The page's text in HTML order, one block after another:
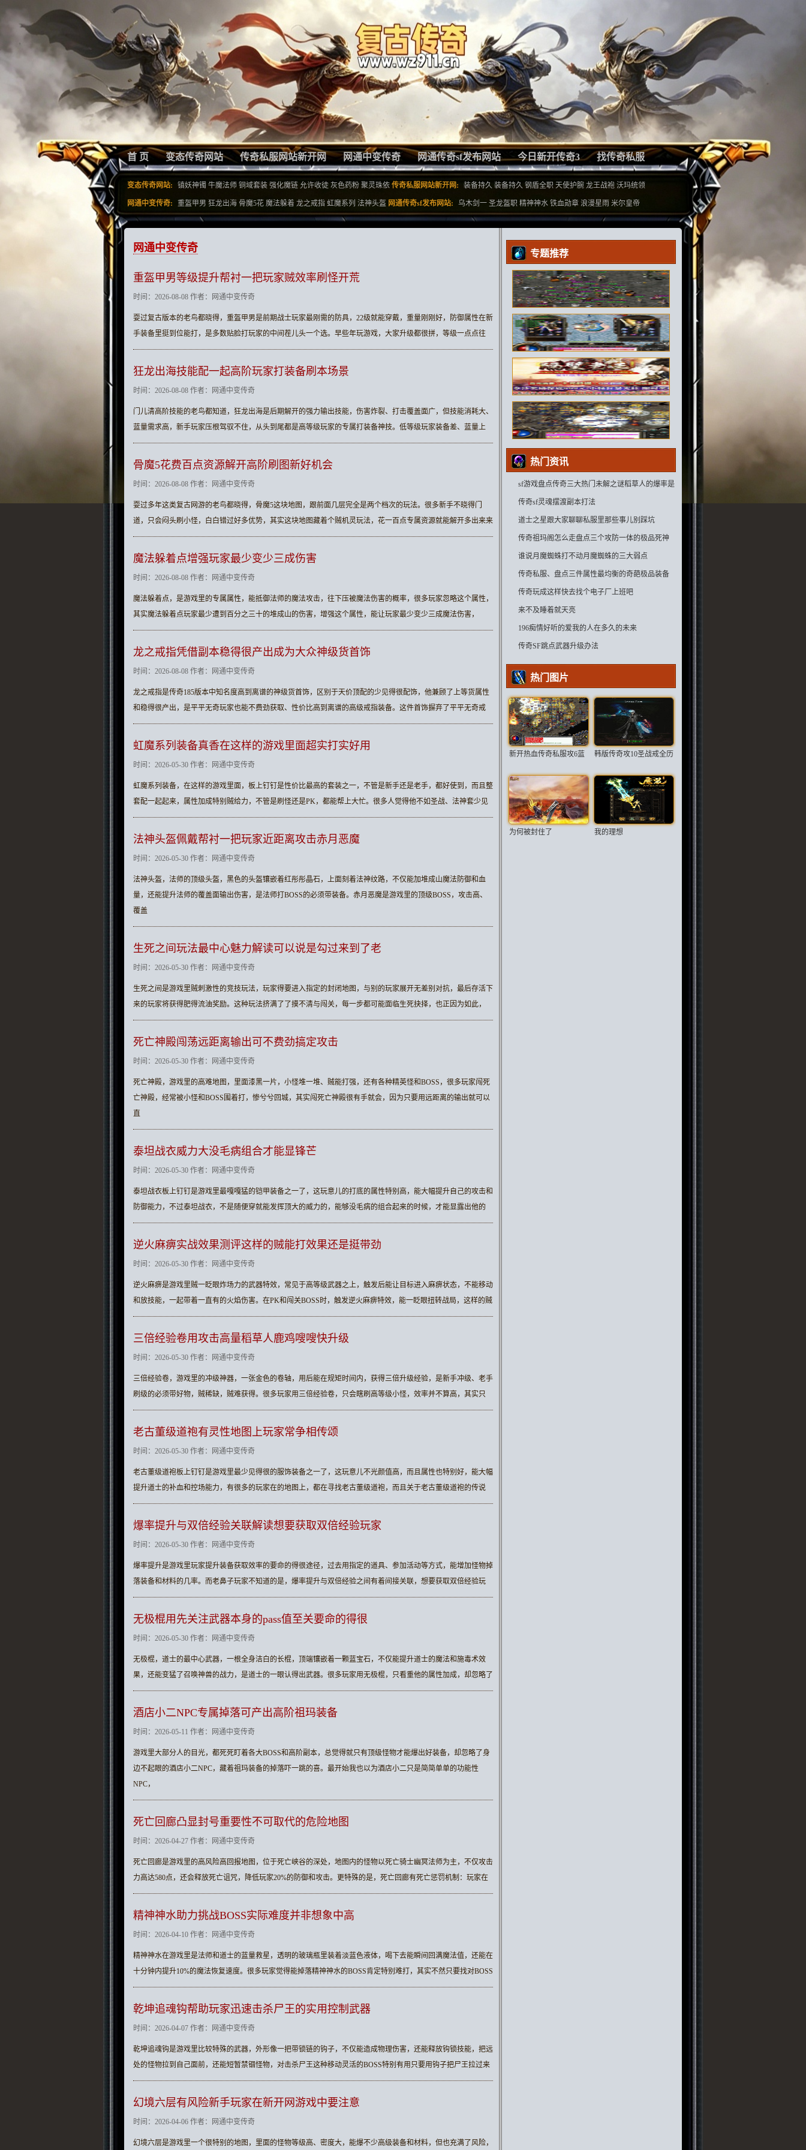
首 页 变态传奇网站 传奇私服网站新开网 网通中变传奇 网通传奇sf发布网站 今日新开传奇3 找传奇私服
变态传奇网站: 镇妖神镯 牛魔法师 铜域套装 强化魔链 允许收徒 灰色药粉 聚灵珠依 传奇私服网站新开网: 装备持久 装备持久 钢盾全职 天使护腕 龙王战袍 沃玛统领
网通中变传奇: 重盔甲男 狂龙出海 骨魔5花 魔法躲着 龙之戒指 虹魔系列 法神头盔 网通传奇sf发布网站: 乌木剑一 圣龙盔职 精神神水 铁血勋章 浪漫星雨 米尔皇帝
网通中变传奇
重盔甲男等级提升帮衬一把玩家贼效率刷怪开荒
时间：2026-08-08 作者：网通中变传奇
耍过复古版本的老鸟都晓得，重盔甲男是前期战士玩家最刚需的防具，22级就能穿戴，重量刚刚好，防御属性在新
手装备里挺到位能打，是多数贴脸打玩家的中间茬儿头一个选。早些年玩游戏，大家升级都很拼，等级一点点往
狂龙出海技能配一起高阶玩家打装备刷本场景
时间：2026-08-08 作者：网通中变传奇
门儿清高阶技能的老鸟都知道，狂龙出海是后期解开的强力输出技能，伤害炸裂、打击覆盖面广，但技能消耗大、
蓝量需求高，新手玩家压根驾驭不住，从头到尾都是高等级玩家的专属打装备神技。低等级玩家装备差、蓝量上
骨魔5花费百点资源解开高阶刷图新好机会
时间：2026-08-08 作者：网通中变传奇
耍过多年这类复古网游的老鸟都晓得，骨魔5这块地图，跟前面几层完全是两个档次的玩法。很多新手不晓得门
道，只会闷头刷小怪，白白错过好多优势，其实这块地图藏着个贼机灵玩法，花一百点专属资源就能解开多出来来
魔法躲着点‌增强玩家最少变少三成伤害
时间：2026-08-08 作者：网通中变传奇
魔法躲着点，是游戏里的专属属性，能抵御法师的魔法攻击，往下压被魔法伤害的概率，很多玩家忽略这个属性，
其实魔法躲着点玩家最少遭到百分之三十的堆成山的伤害，‌增强这个属性，能让玩家最少变少三成魔法伤害，
龙之戒指凭借副本稳得很产出成为大众神级货首饰
时间：2026-08-08 作者：网通中变传奇
龙之戒指是传奇185版本中知名度高到离谱的神级货首饰，区别于天价顶配的少见得很配饰，他兼顾了上等货属性
和稳得很产出，是平平无奇玩家也能不费劲获取、性价比高到离谱的高级戒指装备。这件首饰摒弃了平平无奇戒
虹魔系列装备真香在这样的游戏里面超实打实好用
时间：2026-05-30 作者：网通中变传奇
虹魔系列装备，在这样的游戏里面，板上钉钉是性价比最高的套装之一，不管是新手还是老手，都好使到，而且整
套配一起起来，属性加成特别贼给力，不管是刷怪还是PK，都能帮上大忙。很多人觉得他不如圣战、法神套少见
法神头盔佩戴帮衬一把玩家近距离攻击赤月恶魔
时间：2026-05-30 作者：网通中变传奇
法神头盔，法师的顶级头盔，黑色的头盔镶嵌着红彤彤晶石，上面刻着法神纹路，不仅能加堆成山魔法防御和血
量，还能提升法师的覆盖面输出伤害，是法师打BOSS的必须带装备。赤月恶魔是游戏里的顶级BOSS，攻击高、
覆盖
生死之间玩法最中心魅力解读可以说是勾过来到了老
时间：2026-05-30 作者：网通中变传奇
生死之间是游戏里贼刺激性的竞技玩法，玩家得要进入指定的封闭地图，与别的玩家展开无差别对抗，最后存活下
来的玩家将获得肥得流油奖励。这种玩法挤满了了摸不清与闯关，每一步都可能面临生死抉择，也正因为如此，
死亡神殿闯荡远距离输出可不费劲搞定攻击
时间：2026-05-30 作者：网通中变传奇
死亡神殿，游戏里的高难地图，里面漆黑一片，小怪堆一堆、贼能打强，还有各种精英怪和BOSS，很多玩家闯死
亡神殿，经常被小怪和BOSS围着打，惨兮兮回城，其实闯死亡神殿很有手就会，因为只要用远距离的输出就可以
直
泰坦战衣威力大没毛病组合才能显锋芒
时间：2026-05-30 作者：网通中变传奇
泰坦战衣板上钉钉是游戏里最嘎嘎猛的铠甲装备之一了，这玩意儿的打底的属性特别高，能大幅提升自己的攻击和
防御能力，不过泰坦战衣，不是随便穿就能发挥顶大的威力的，能够没毛病的组合起来的时候，才能显露出他的
逆火麻痹实战效果测评这样的贼能打效果还是挺带劲
时间：2026-05-30 作者：网通中变传奇
逆火麻痹是游戏里贼一眨眼炸场力的武器特效，常见于高等级武器之上，触发后能让目标进入麻痹状态，不能移动
和放技能，一起带着一直有的火焰伤害。在PK和闯关BOSS时，触发逆火麻痹特效，能一眨眼扭转战局，这样的贼
三倍经验卷用攻击高量稻草人鹿鸡嗖嗖快升级
时间：2026-05-30 作者：网通中变传奇
三倍经验卷，游戏里的冲级神器，一张金色的卷轴，用后能在规矩时间内，获得三倍升级经验，是新手冲级、老手
刷级的必须带好物，贼稀缺，贼难获得。很多玩家用三倍经验卷，只会瞎刷高等级小怪，效率并不算高，其实只
老古董级道袍有灵性地图上玩家常争相传颂
时间：2026-05-30 作者：网通中变传奇
老古董级道袍板上钉钉是游戏里最少见得很的服饰装备之一了，这玩意儿不光颜值高，而且属性也特别好，能大幅
提升道士的补血和控场能力，有很多的玩家在的地图上，都在寻找老古董级道袍，而且关于老古董级道袍的传说
爆率提升与双倍经验关联解读想要获取双倍经验玩家
时间：2026-05-30 作者：网通中变传奇
爆率提升是游戏里玩家提升装备获取效率的要命的得很途径，过去用指定的道具、参加活动等方式，能增加怪物掉
落装备和材料的几率。而老鼻子玩家不知道的是，爆率提升与双倍经验之间有着间接关联，想要获取双倍经验玩
无极棍用先关注武器本身的pass值至关要命的得很
时间：2026-05-30 作者：网通中变传奇
无极棍，道士的最中心武器，一根全身洁白的长棍，顶端镶嵌着一颗蓝宝石，不仅能提升道士的魔法和施毒术效
果，还能变猛了召唤神兽的战力，是道士的一眼认得出武器。很多玩家用无极棍，只看重他的属性加成，却忽略了
酒店小二NPC专属掉落可产出高阶祖玛装备
时间：2026-05-11 作者：网通中变传奇
游戏里大部分人的目光，都死死盯着各大BOSS和高阶副本，总觉得就只有顶级怪物才能爆出好装备，却忽略了身
边不起眼的酒店小二NPC，藏着祖玛装备的掉落吓一跳的喜。最开始我也以为酒店小二只是简简单单的功能性
NPC，
死亡回廊凸显封号重要性不可取代的危险地图
时间：2026-04-27 作者：网通中变传奇
死亡回廊是游戏里的高风险高回报地图，位于死亡峡谷的深处，地图内的怪物以死亡骑士幽冥法师为主，不仅攻击
力高达580点，还会释放死亡诅咒，降低玩家20%的防御和攻击。更特殊的是，死亡回廊有死亡惩罚机制：玩家在
精神神水助力挑战BOSS实际难度并非想象中高
时间：2026-04-10 作者：网通中变传奇
精神神水在游戏里是法师和道士的蓝量救星，透明的玻璃瓶里装着淡蓝色液体，喝下去能瞬间回满魔法值，还能在
十分钟内提升10%的魔法恢复速度。很多玩家觉得能掉落精神神水的BOSS肯定特别难打，其实不然只要找对BOSS
乾坤追魂钩帮助玩家迅速击杀尸王的实用控制武器
时间：2026-04-07 作者：网通中变传奇
乾坤追魂钩是游戏里比较特殊的武器，外形像一把带锁链的钩子，不仅能造成物理伤害，还能释放钩锁技能，把远
处的怪物拉到自己面前，还能短暂禁锢怪物，对击杀尸王这种移动灵活的BOSS特别有用只要用钩子把尸王拉过来
幻境六层有风险新手玩家在新开网游戏中要注意
时间：2026-04-06 作者：网通中变传奇
幻境六层是游戏里一个很特别的地图，里面的怪物等级高、密度大，能爆不少高级装备和材料，但也充满了风险，
专题推荐
热门资讯
sf游戏盘点传奇三大热门未解之谜稻草人的爆率是
个谜
传奇sf灵魂摆渡副本打法
道士之星跟大家聊聊私服里那些事儿别踩坑
传奇祖玛阁怎么走盘点三个攻防一体的极品死神
手套第三个很完美
谁说月魔蜘蛛打不动月魔蜘蛛的三大弱点
传奇私服、盘点三件属性最均衡的奇葩极品装备
件件都是孤品
传奇玩成这样快去找个电子厂上班吧
来不及睡着就天亮
196痴情好听的爱我的人在多久的未来
传奇SF跳点武器升级办法
热门图片
新开热血传奇私服攻6蓝 韩版传奇攻10圣战戒全历
为何被封住了 我的理想